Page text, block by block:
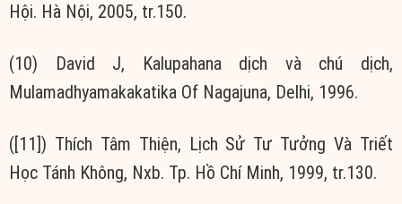
Hội. Hà Nội, 2005, tr.150.
(10) David J, Kalupahana dịch và chú dịch,
Mulamadhyamakakatika Of Nagajuna, Delhi, 1996.
([11]) Thích Tâm Thiện, Lịch Sử Tư Tưởng Và Triết
Học Tánh Không, Nxb. Tp. Hồ Chí Minh, 1999, tr.130.